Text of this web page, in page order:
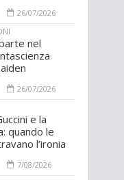
26/07/2026
nel
26/07/2026
e la
quando le
l’ironia
7/08/2026